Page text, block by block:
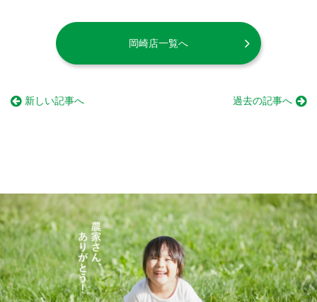
岡崎店一覧へ
新しい記事へ 過去の記事へ